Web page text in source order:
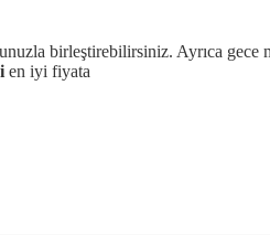
birleştirebilirsiniz. Ayrıca
en iyi fiyata